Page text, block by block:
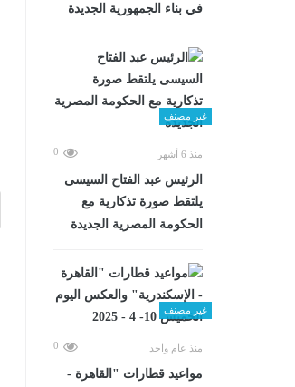
في بناء الجمهورية الجديدة
غير مصنف
منذ 6 أشهر 0
الرئيس عبد الفتاح السيسى
يلتقط صورة تذكارية مع
الحكومة المصرية الجديدة
غير مصنف
منذ عام واحد 0
مواعيد قطارات "القاهرة -